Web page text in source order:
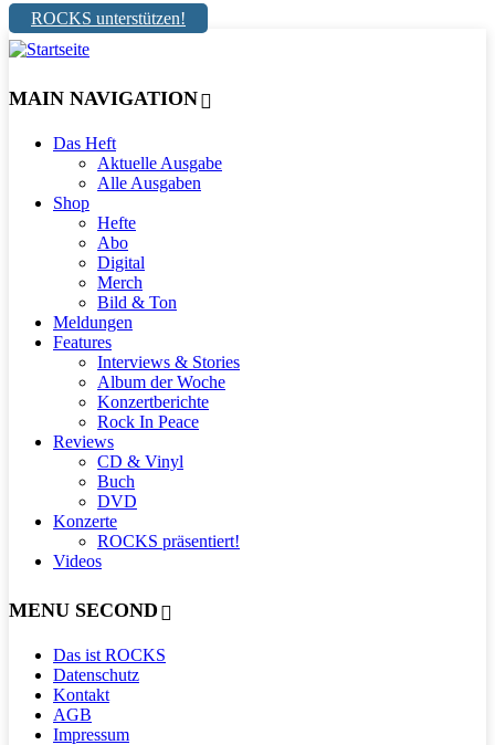
ROCKS unterstützen!
MAIN NAVIGATION
Das Heft
Aktuelle Ausgabe
Alle Ausgaben
Shop
Hefte
Abo
Digital
Merch
Bild & Ton
Meldungen
Features
Interviews & Stories
Album der Woche
Konzertberichte
Rock In Peace
Reviews
CD & Vinyl
Buch
DVD
Konzerte
ROCKS präsentiert!
Videos
MENU SECOND
Das ist ROCKS
Datenschutz
Kontakt
AGB
Impressum